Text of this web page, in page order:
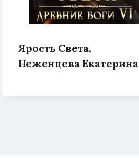
Ярость Света,
Неженцева Екатерина